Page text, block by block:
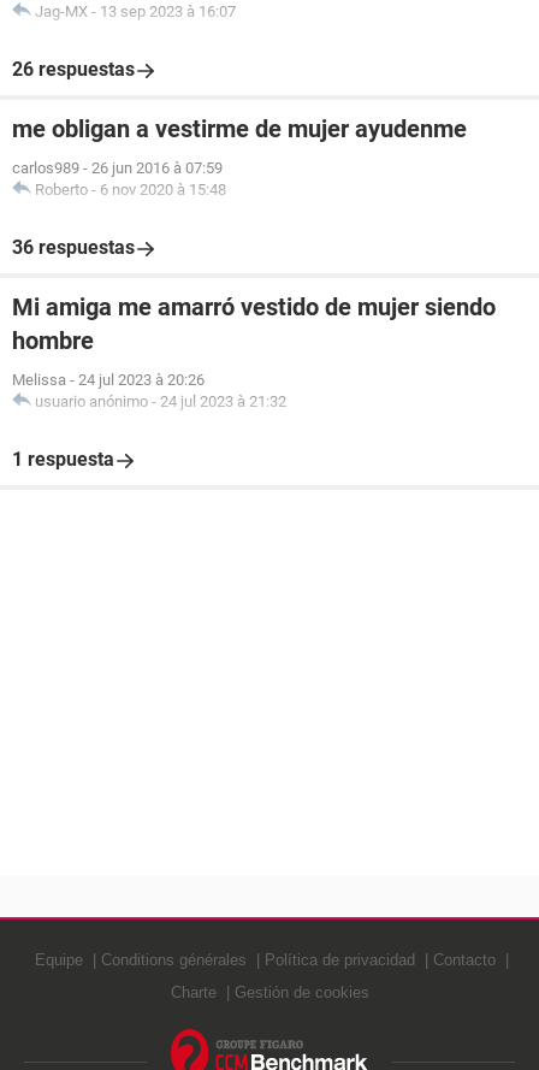
Jag-MX - 13 sep 2023 à 16:07
26 respuestas
me obligan a vestirme de mujer ayudenme
carlos989 - 26 jun 2016 à 07:59
Roberto - 6 nov 2020 à 15:48
36 respuestas
Mi amiga me amarró vestido de mujer siendo
hombre
Melissa - 24 jul 2023 à 20:26
usuario anónimo - 24 jul 2023 à 21:32
1 respuesta
Equipe Conditions générales Política de privacidad
Contacto
Charte
Gestión de cookies